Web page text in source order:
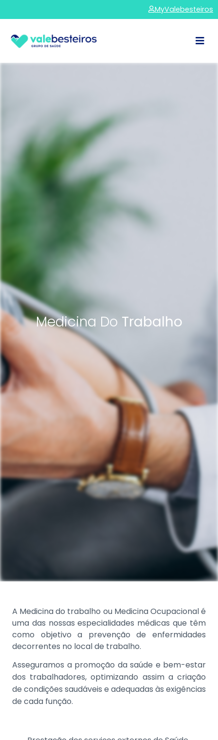
MyValebesteiros
Medicina Do Trabalho
A Medicina do trabalho ou Medicina Ocupacional é
uma das nossas especialidades médicas que têm
como objetivo a prevenção de enfermidades
decorrentes no local de trabalho.
Asseguramos a promoção da saúde e bem-estar
dos trabalhadores, optimizando assim a criação
de condições saudáveis e adequadas às exigências
de cada função.